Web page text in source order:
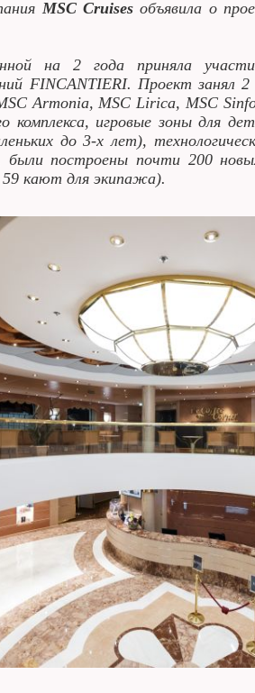
MSC Cruises объявила о
на 2 года приняла
FINCANTIERI. Проект занял
Armonia, MSC Lirica, MSC
комплекса, игровые зоны для
до 3-х лет),
были построены почти 200
кают для экипажа).